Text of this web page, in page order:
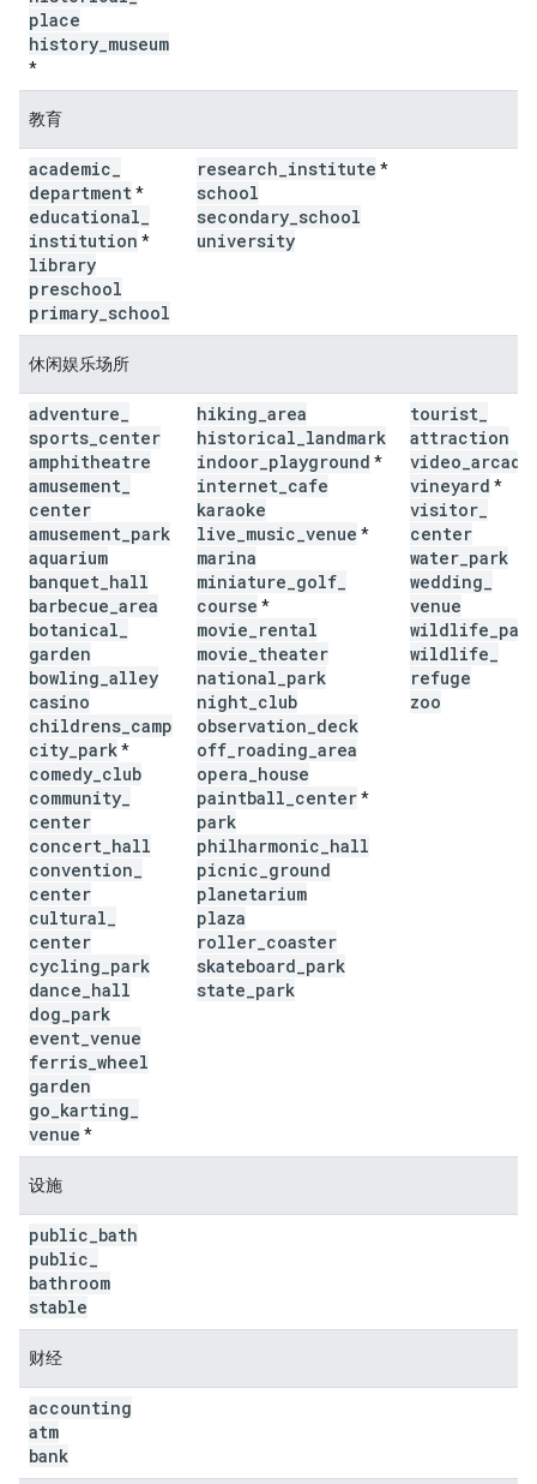
place
history museum
*
教育
academic
department*
educational
institution *
library
preschool
primary school
research institute *
school
secondary school
university
休闲娱乐场所
adventure
sports center
amphitheatre
amusement
center
amusement park
aquarium
banquet hall
barbecue area
botanical
garden
bowling alley
casino
childrens camp
city park*
comedy club
community
center
concert hall
convention
center
cultural
center
cycling park
dance hall
dog park
event venue
ferris wheel
garden
go karting
venue *
hiking area
historical landmark
indoor playground *
internet cafe
karaoke
live music venue *
marina
miniature golf
course *
movie rental
movie theater
national park
night club
observation deck
off roading area
opera house
paintball center*
park
philharmonic hall
picnic ground
planetarium
plaza
roller coaster
skateboard park
state park
tourist
attraction
video arcade
vineyard *
visitor
center
water park
wedding
venue
wildlife park
wildlife
refuge
zoo
设施
public bath
public
bathroom
stable
财经
accounting
atm
bank